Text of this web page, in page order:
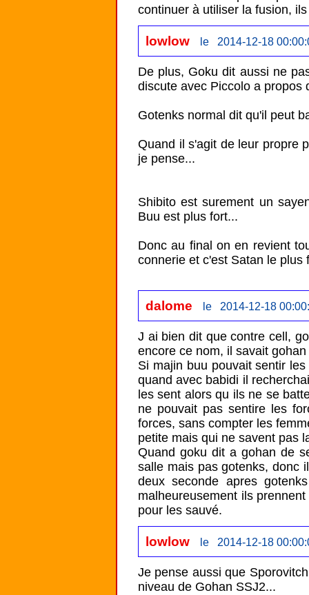
continuer à utiliser la fusion,
lowlow le 2014-12-18
De plus, Goku dit aussi ne
discute avec Piccolo a propos
Gotenks normal dit qu'il peut
Quand il s'agit de leur propre
je pense...
Shibito est surement un
Buu est plus fort...
Donc au final on en revient
connerie et c'est Satan le plus
dalome le 2014-12-18
J ai bien dit que contre cell,
encore ce nom, il savait
Si majin buu pouvait sentir
quand avec babidi il
les sent alors qu ils ne se
ne pouvait pas sentire les
forces, sans compter les
petite mais qui ne savent pas
Quand goku dit a gohan de
salle mais pas gotenks, donc
deux seconde apres
malheureusement ils
pour les sauvé.
lowlow le 2014-12-18
Je pense aussi que
niveau de Gohan SSJ2...